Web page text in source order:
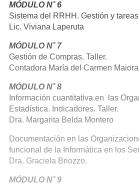
MÓDULO N˚ 6
Sistema del RRHH. Gestión y
Lic. Viviana Laperuta
MÓDULO N˚ 7
Gestión de Compras. Taller.
Contadora María del Carmen
MÓDULO N˚ 8
Información cuantitativa en las
Estadística. Indicadores. Taller.
Dra. Margarita Belda Montero
Documentación en las
funcional de la Informática en los
Dra. Graciela Briozzo.
MÓDULO N˚ 9